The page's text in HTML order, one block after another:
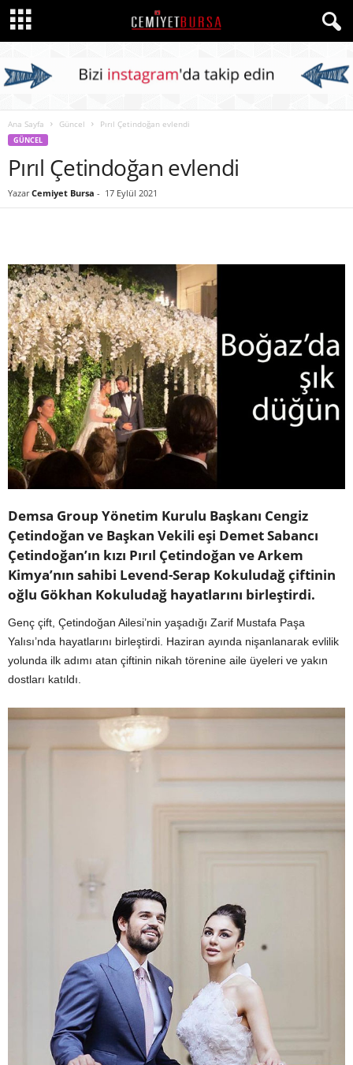
Ana Sayfa Güncel Pırıl Çetindoğan evlendi
GÜNCEL
Pırıl Çetindoğan evlendi
Yazar Cemiyet Bursa - 17 Eylül 2021
Demsa Group Yönetim Kurulu Başkanı Cengiz
Çetindoğan ve Başkan Vekili eşi Demet Sabancı
Çetindoğan’ın kızı Pırıl Çetindoğan ve Arkem
Kimya’nın sahibi Levend-Serap Kokuludağ çiftinin
oğlu Gökhan Kokuludağ hayatlarını birleştirdi.
Genç çift, Çetindoğan Ailesi’nin yaşadığı Zarif Mustafa Paşa
Yalısı’nda hayatlarını birleştirdi. Haziran ayında nişanlanarak evlilik
yolunda ilk adımı atan çiftinin nikah törenine aile üyeleri ve yakın
dostları katıldı.